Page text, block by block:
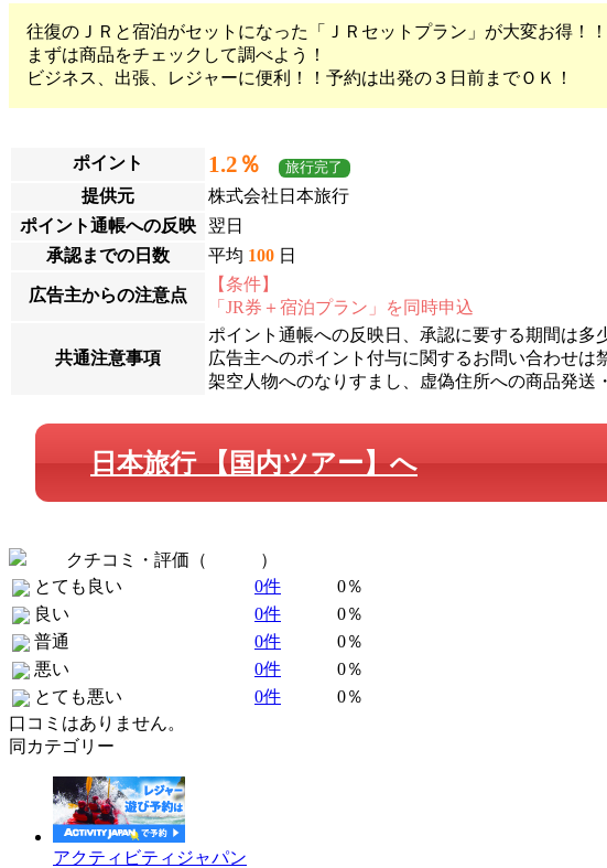
往復のＪＲと宿泊がセットになった「ＪＲセットプラン」が大変お得！！
まずは商品をチェックして調べよう！
ビジネス、出張、レジャーに便利！！予約は出発の３日前までＯＫ！
ポイント 1.2％ 旅行完了
提供元
株式会社日本旅行
ポイント通帳への反映
翌日
承認までの日数
平均 100 日
広告主からの注意点
【条件】
「JR券＋宿泊プラン」を同時申込
共通注意事項
ポイント通帳への反映日、承認に要する期間は多
広告主へのポイント付与に関するお問い合わせは
架空人物へのなりすまし、虚偽住所への商品発送
日本旅行 【国内ツアー】へ
クチコミ・評価（
）
とても良い
0件
0％
良い
0件
0％
普通
0件
0％
悪い
0件
0％
とても悪い
0件
0％
口コミはありません。
同カテゴリー
アクティビティジャパン